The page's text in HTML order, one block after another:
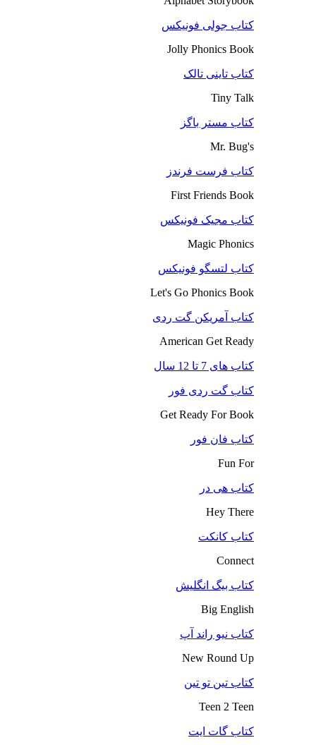
کتاب جولی فونیکس
Jolly Phonics Book
کتاب تاینی تالک
Tiny Talk
کتاب مستر باگز
Mr. Bug's
کتاب فرست فرندز
First Friends Book
کتاب مجیک فونیکس
Magic Phonics
کتاب لتسگو فونیکس
Let's Go Phonics Book
کتاب آمریکن گت ردی
American Get Ready
کتاب های 7 تا 12 سال
کتاب گت ردی فور
Get Ready For Book
کتاب فان فور
Fun For
کتاب هی در
Hey There
کتاب کانکت
Connect
کتاب بیگ انگلیش
Big English
کتاب نیو راند آپ
New Round Up
کتاب تین تو تین
Teen 2 Teen
کتاب گات ایت